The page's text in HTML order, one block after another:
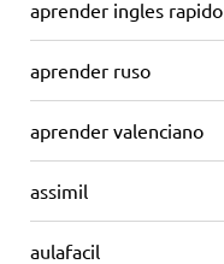
aprender ingles rapido
aprender ruso
aprender valenciano
assimil
aulafacil